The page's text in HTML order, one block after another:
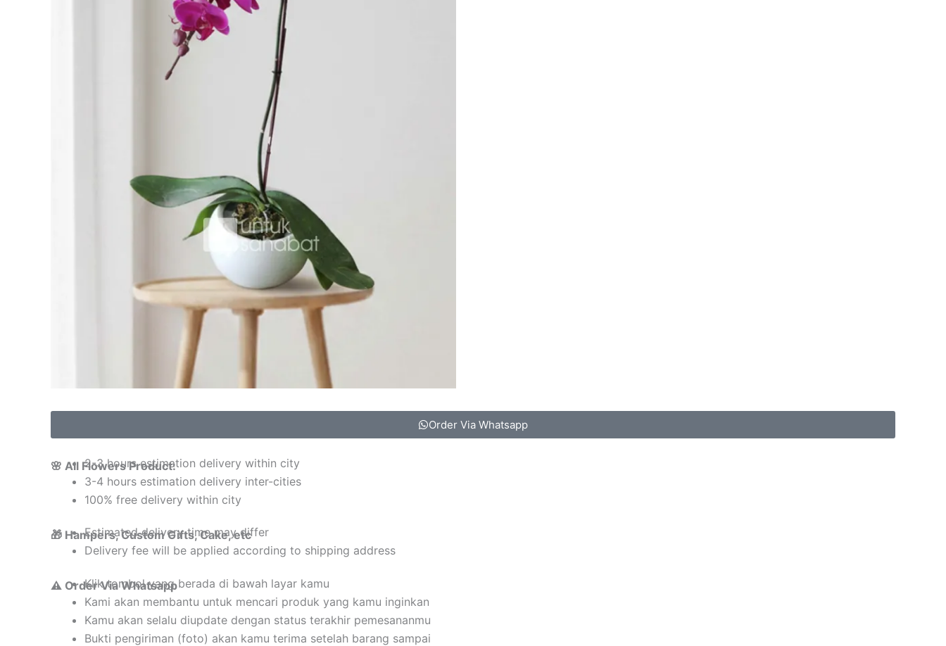
Order Via Whatsapp
🌸 All Flowers Product:
2-3 hours estimation delivery within city
3-4 hours estimation delivery inter-cities
100% free delivery within city
🎁 Hampers, Custom Gifts, Cake, etc
Estimated delivery time may differ
Delivery fee will be applied according to shipping address
⚠️ Order Via Whatsapp
Klik tombol yang berada di bawah layar kamu
Kami akan membantu untuk mencari produk yang kamu inginkan
Kamu akan selalu diupdate dengan status terakhir pemesananmu
Bukti pengiriman (foto) akan kamu terima setelah barang sampai